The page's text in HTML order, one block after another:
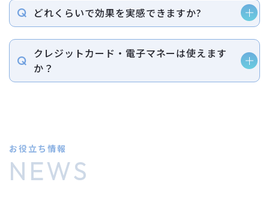
どれくらいで効果を実感できますか?
クレジットカード・電子マネーは使えます
か？
お役立ち情報
NEWS